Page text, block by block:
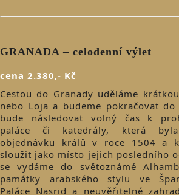
GRANADA – celodenní výlet
cena 2.380,- Kč
Cestou do Granady uděláme
nebo Loja a budeme pokračovat do
bude následovat volný čas k
paláce či katedrály, která
objednávku králů v roce 1504 a
sloužit jako místo jejich posledního
se vydáme do světoznámé
památky arabského stylu ve
Paláce Nasrid a neuvěřitelné